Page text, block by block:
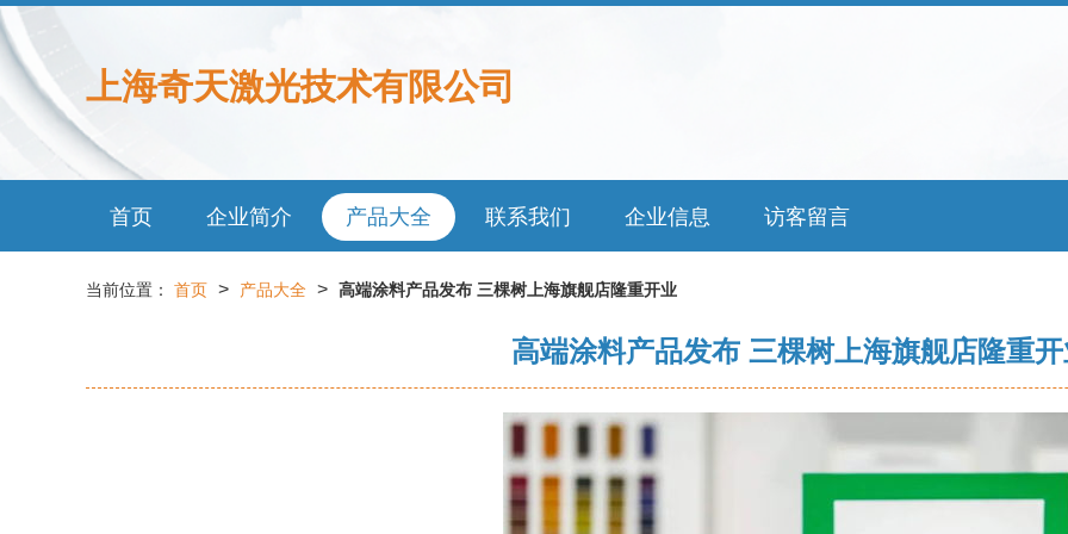
上海奇天激光技术有限公司
首页 企业简介 产品大全 联系我们 企业信息 访客留言
当前位置： 首页 > 产品大全 > 高端涂料产品发布 三棵树上海旗舰店隆重开业
高端涂料产品发布 三棵树上海旗舰店隆重